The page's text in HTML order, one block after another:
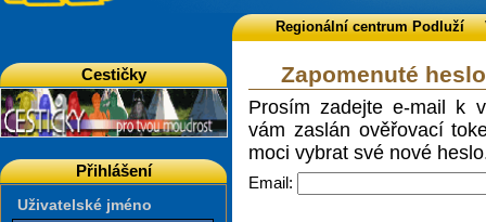
Regionální centrum Podluží
Cestičky
Přihlášení
Uživatelské jméno
Zapomenuté
Prosím zadejte e-mail k
vám zaslán ověřovací
moci vybrat své nové
Email: